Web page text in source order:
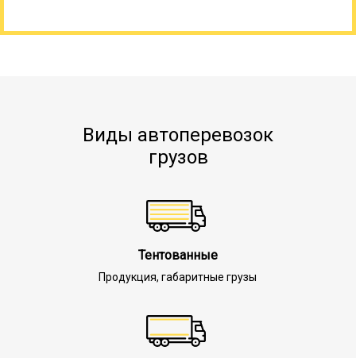
Виды автоперевозок
грузов
Тентованные
Продукция, габаритные грузы